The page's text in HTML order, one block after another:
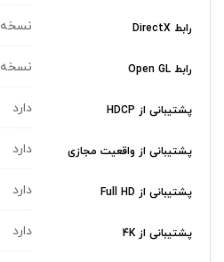
رابط DirectX نسخه 12
رابط Open GL نسخه 4.6
پشتیبانی از HDCP دارد
پشتیبانی از واقعیت مجازی دارد
پشتیبانی از Full HD دارد
پشتیبانی از 4K دارد